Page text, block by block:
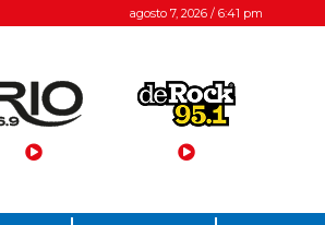
agosto 7, 2026 / 6:41 pm